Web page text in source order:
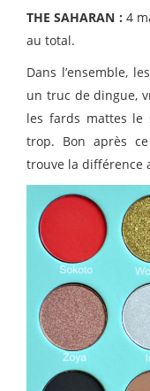
THE SAHARAN : 4
au total.
Dans l’ensemble,
un truc de dingue,
les fards mattes le
trop. Bon après
trouve la différence